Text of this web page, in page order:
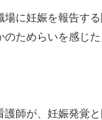
場に妊娠を報告する
のためらいを感じ
護師が、妊娠発覚と